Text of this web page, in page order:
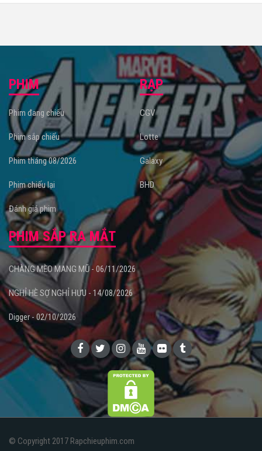
PHIM
Phim đang chiếu
Phim sắp chiếu
Phim tháng 08/2026
Phim chiếu lại
Đánh giá phim
RẠP
CGV
Lotte
Galaxy
BHD
PHIM SẮP RA MẮT
CHÀNG MÈO MANG MŨ - 06/11/2026
NGHỈ HÈ SỢ NGHỈ HƯU - 14/08/2026
Digger - 02/10/2026
© Copyright 2017 Rapchieuphim.com